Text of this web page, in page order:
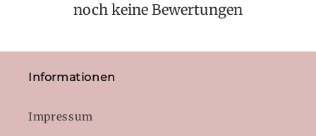
noch keine Bewertungen
Informationen
Impressum